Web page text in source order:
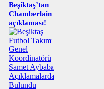
Beşiktaş’tan
Chamberlain
açıklaması!